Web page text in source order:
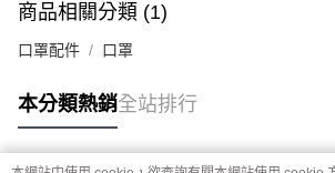
商品相關分類 (1)
口罩配件 口罩
本分類熱銷全站排行